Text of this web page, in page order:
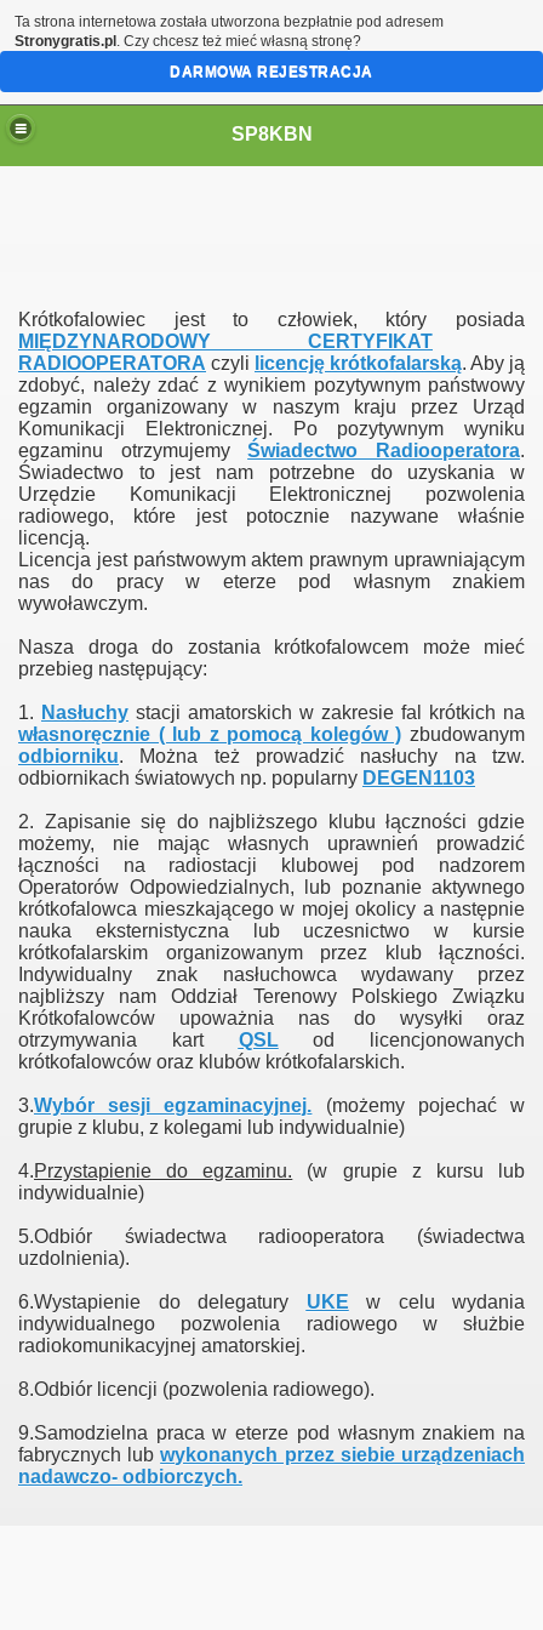
SP8KBN
Krótkofalowiec jest to człowiek, który posiada
MIĘDZYNARODOWY CERTYFIKAT
RADIOOPERATORA czyli licencję krótkofalarską. Aby ją
zdobyć, należy zdać z wynikiem pozytywnym państwowy
egzamin organizowany w naszym kraju przez Urząd
Komunikacji Elektronicznej. Po pozytywnym wyniku
egzaminu otrzymujemyŚwiadectwo Radiooperatora.
Świadectwo to jest nam potrzebne do uzyskania w
Urzędzie Komunikacji Elektronicznej pozwolenia
radiowego, które jest potocznie nazywane właśnie
licencją.
Licencja jest państwowym aktem prawnym uprawniającym
nas do pracy w eterze pod własnym znakiem
wywoławczym.
Nasza droga do zostania krótkofalowcem może mieć
przebieg następujący:
1. Nasłuchy stacji amatorskich w zakresie fal krótkich na
własnoręcznie ( lub z pomocą kolegów ) zbudowanym
odbiorniku. Można też prowadzić nasłuchy na tzw.
odbiornikach światowych np. popularny DEGEN1103
2. Zapisanie się do najbliższego klubu łączności gdzie
możemy, nie mając własnych uprawnień prowadzić
łączności na radiostacji klubowej pod nadzorem
Operatorów Odpowiedzialnych, lub poznanie aktywnego
krótkofalowca mieszkającego w mojej okolicy a następnie
nauka eksternistyczna lub uczesnictwo w kursie
krótkofalarskim organizowanym przez klub łączności.
Indywidualny znak nasłuchowca wydawany przez
najbliższy nam Oddział Terenowy Polskiego Związku
Krótkofalowców upoważnia nas do wysyłki oraz
otrzymywania kart QSLod licencjonowanych
krótkofalowców oraz klubów krótkofalarskich.
3.Wybór sesji egzaminacyjnej. (możemy pojechać w
grupie z klubu, z kolegami lub indywidualnie)
4.Przystapienie do egzaminu. (w grupie z kursu lub
indywidualnie)
5.Odbiór świadectwa radiooperatora (świadectwa
uzdolnienia).
6.Wystapienie do delegatury UKE w celu wydania
indywidualnego pozwolenia radiowego w służbie
radiokomunikacyjnej amatorskiej.
8.Odbiór licencji (pozwolenia radiowego).
9.Samodzielna praca w eterze pod własnym znakiem na
fabrycznych lubwykonanych przez siebie urządzeniach
nadawczo- odbiorczych.
Ta strona internetowa została utworzona bezpłatnie pod adresem
Stronygratis.pl . Czy chcesz też mieć własną stronę?
DARMOWA REJESTRACJA